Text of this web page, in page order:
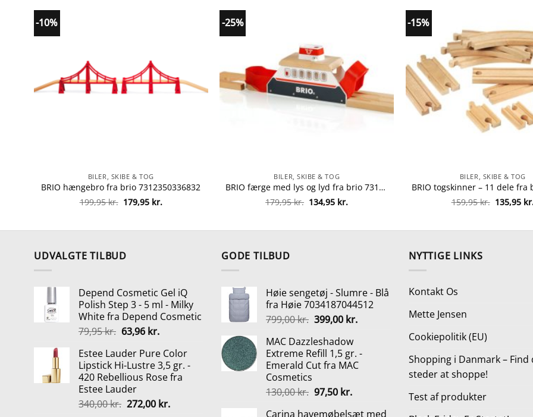
-10%
BILER, SKIBE & TOG
BRIO hængebro fra brio 7312350336832
199,95kr. Den
oprindelige
179,95 kr.Den
-25%
BILER, SKIBE & TOG
BRIO færge med lys og lyd fra brio 7312350335699
179,95kr. Den
oprindelige
134,95 kr.
-15%
BILER, SKIBE & TOG
159,95kr. Den
135,95
UDVALGTE TILBUD
Depend Cosmetic Gel iQ
Polish Step 3 - 5 ml - Milky
White fra Depend Cosmetic
79,95kr. Den
pris
var:
79,95 kr..
63,96 kr.Den
pris
er:
63,96 kr..
Estee Lauder Pure Color
Lipstick Hi-Lustre 3,5 gr. -
420 Rebellious Rose fra
Estee Lauder
340,00kr. Den
272,00 kr.Den
GODE TILBUD
Høie sengetøj - Slumre - Blå
fra Høie 7034187044512
799,00kr. Den
pris
var:
799,00 kr..
399,00 kr.Den
er:
399,00 kr..
MAC Dazzleshadow
Extreme Refill 1,5 gr. -
Emerald Cut fra MAC
Cosmetics
130,00kr. Den
97,50 kr.Den
Carina havemøbelsæt med
NYTTIGE LINKS
Kontakt Os
Mette Jensen
Cookiepolitik (EU)
Shopping i Danmark – Find
steder at shoppe!
Test af produkter